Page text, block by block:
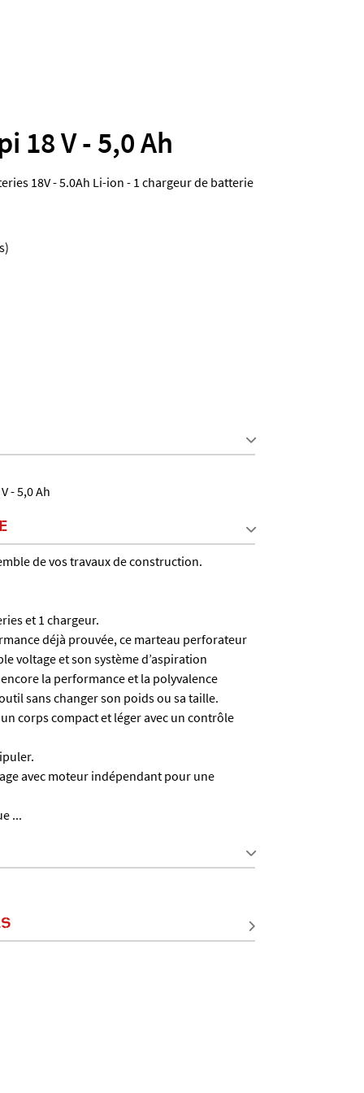
18 V - 5,0 Ah
18V - 5.0Ah Li-ion - 1 chargeur de batterie
- 5,0 Ah
de vos travaux de construction.
et 1 chargeur.
déjà prouvée, ce marteau perforateur
voltage et son système d’aspiration
la performance et la polyvalence
sans changer son poids ou sa taille.
corps compact et léger avec un contrôle
avec moteur indépendant pour une
...